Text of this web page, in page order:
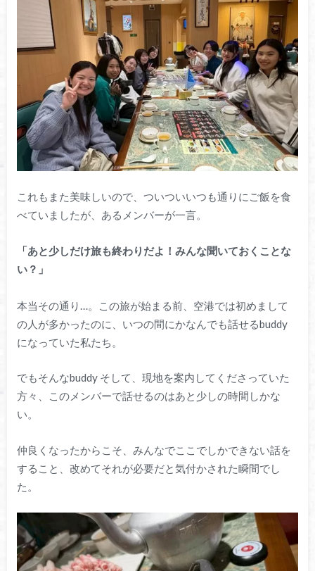
これもまた美味しいので、ついついいつも通りにご飯を食
べていましたが、あるメンバーが一言。
「あと少しだけ旅も終わりだよ！みんな聞いておくことな
い？」
本当その通り…。この旅が始まる前、空港では初めまして
の人が多かったのに、いつの間にかなんでも話せるbuddy
になっていた私たち。
でもそんなbuddy そして、現地を案内してくださっていた
方々、このメンバーで話せるのはあと少しの時間しかな
い。
仲良くなったからこそ、みんなでここでしかできない話を
すること、改めてそれが必要だと気付かされた瞬間でし
た。